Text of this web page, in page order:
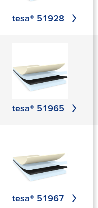
tesa® 51928
tesa® 51965
tesa® 51967